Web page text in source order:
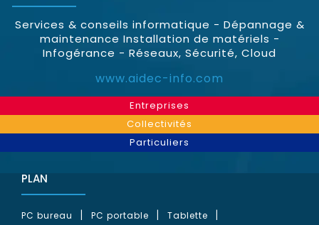
Services & conseils informatique - Dépannage &
maintenance Installation de matériels -
Infogérance - Réseaux, Sécurité, Cloud
www.aidec-info.com
Entreprises
Collectivités
Particuliers
PLAN
PC bureau PC portable
Tablette